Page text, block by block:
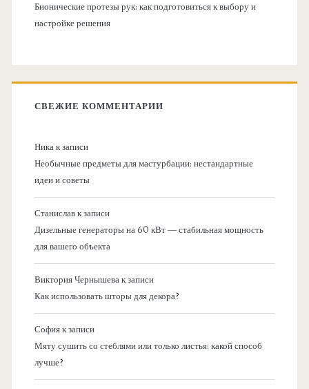
Бионические протезы рук: как подготовиться к выбору и
настройке решения
СВЕЖИЕ КОММЕНТАРИИ
Никак записи
Необычные предметы для мастурбации: нестандартные
идеи и советы
Станиславк записи
Дизельные генераторы на 60 кВт — стабильная мощность
для вашего объекта
Виктория Чернышевак записи
Как использовать шторы для декора?
Софияк записи
Мяту сушить со стеблями или только листья: какой способ
лучше?